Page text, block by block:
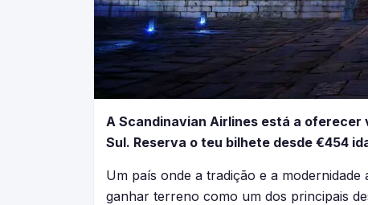
A Scandinavian Airlines está a oferecer
Sul. Reserva o teu bilhete desde €454
Um país onde a tradição e a
ganhar terreno como um dos principais